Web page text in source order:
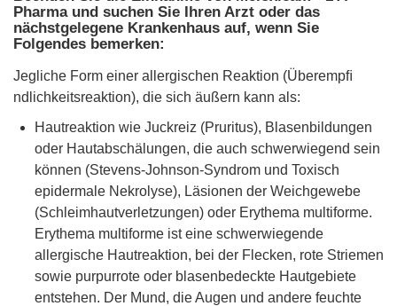
Pharma und suchen Sie Ihren Arzt oder das
nächstgelegene Krankenhaus auf, wenn Sie
Folgendes bemerken:
Jegliche Form einer allergischen Reaktion (Überempﬁ
ndlichkeitsreaktion), die sich äußern kann als:
Hautreaktion wie Juckreiz (Pruritus), Blasenbildungen
oder Hautabschälungen, die auch schwerwiegend sein
können (Stevens-Johnson-Syndrom und Toxisch
epidermale Nekrolyse), Läsionen der Weichgewebe
(Schleimhautverletzungen) oder Erythema multiforme.
Erythema multiforme ist eine schwerwiegende
allergische Hautreaktion, bei der Flecken, rote Striemen
sowie purpurrote oder blasenbedeckte Hautgebiete
entstehen. Der Mund, die Augen und andere feuchte